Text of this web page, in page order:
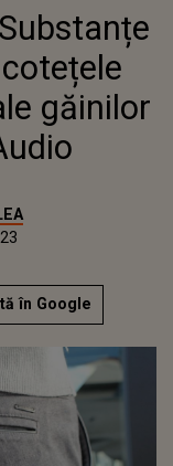
COTEȚELE
ÎN BAIA MARE.
găinilor
în Google